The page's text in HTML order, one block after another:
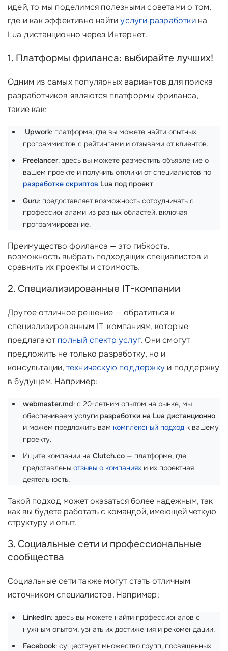
идей, то мы поделимся полезными советами о том,
где и как эффективно найтиуслуги разработкина
Lua дистанционно через Интернет.
1. Платформы фриланса: выбирайте лучших!
Одним из самых популярных вариантов для поиска
разработчиков являются платформы фриланса,
такие как:
Upwork: платформа, где вы можете найти опытных
программистов с рейтингами и отзывами от клиентов.
Freelancer: здесь вы можете разместить объявление о
вашем проекте и получить отклики от специалистов по
разработке скриптов Lua под проект.
Guru: предоставляет возможность сотрудничать с
профессионалами из разных областей, включая
программирование.
Преимущество фриланса — это гибкость,
возможность выбрать подходящих специалистов и
сравнить их проекты и стоимость.
2. Специализированные IT-компании
Другое отличное решение — обратиться к
специализированным IT-компаниям, которые
предлагаютполный спектр услуг. Они смогут
предложить не только разработку, но и
консультации, техническую поддержку и поддержку
в будущем. Например:
webmaster.md: с 20-летним опытом на рынке, мы
обеспечиваем услуги разработки на Lua дистанционно
и можем предложить вам комплексный подход к вашему
проекту.
Ищите компании на Clutch.co — платформе, где
представлены отзывы о компаниях и их проектная
деятельность.
Такой подход может оказаться более надежным, так
как вы будете работать с командой, имеющей четкую
структуру и опыт.
3. Социальные сети и профессиональные
сообщества
Социальные сети также могут стать отличным
источником специалистов. Например:
LinkedIn: здесь вы можете найти профессионалов с
нужным опытом, узнать их достижения и рекомендации.
Facebook: существует множество групп, посвященных